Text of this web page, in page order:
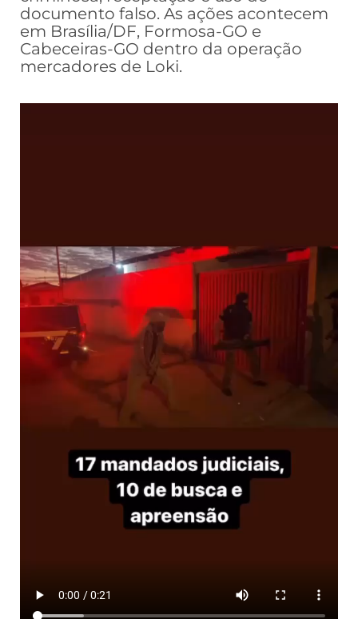
documento falso. As ações acontecem
em Brasília/DF, Formosa-GO e
Cabeceiras-GO dentro da operação
mercadores de Loki.